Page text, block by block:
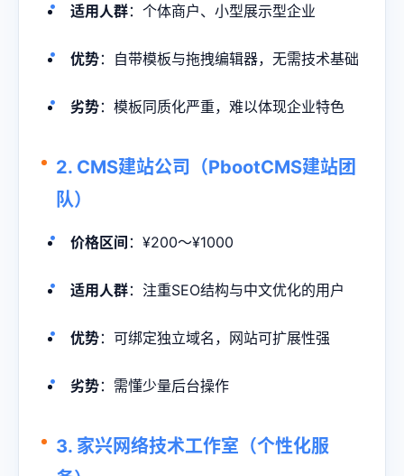
适用人群：个体商户、小型展示型企业
优势：自带模板与拖拽编辑器，无需技术基础
劣势：模板同质化严重，难以体现企业特色
2. CMS建站公司（PbootCMS建站团
队）
价格区间 ：¥200～¥1000
适用人群：注重SEO结构与中文优化的用户
优势：可绑定独立域名，网站可扩展性强
劣势：需懂少量后台操作
3. 家兴网络技术工作室（个性化服